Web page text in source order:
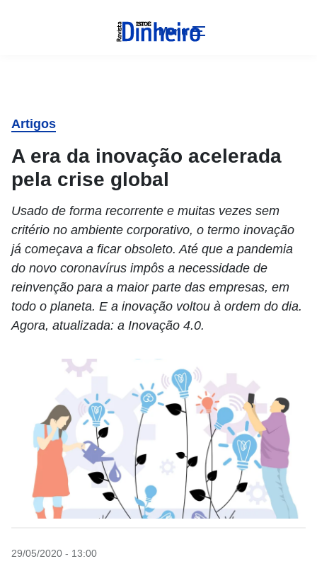
Menu
Artigos
A era da inovação acelerada
pela crise global
Usado de forma recorrente e muitas vezes sem
critério no ambiente corporativo, o termo inovação
já começava a ficar obsoleto. Até que a pandemia
do novo coronavírus impôs a necessidade de
reinvenção para a maior parte das empresas, em
todo o planeta. E a inovação voltou à ordem do dia.
Agora, atualizada: a Inovação 4.0.
29/05/2020 - 13:00